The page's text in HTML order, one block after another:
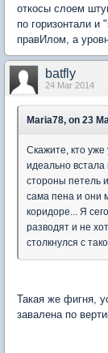
откосы слоем
по горизонтали и
правИлом, а
batfly
24 Mar 2014
Maria78, on 23
Скажите, кто уже
идеально
стороны петель
сама пена и они
коридоре... Я
разводят и не
столкнулся с
Такая же фигня,
завалена по